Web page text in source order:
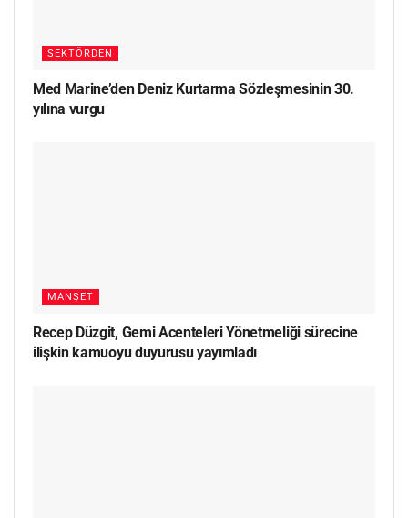
SEKTÖRDEN
Med Marine’den Deniz Kurtarma Sözleşmesinin 30.
yılına vurgu
MANŞET
Recep Düzgit, Gemi Acenteleri Yönetmeliği sürecine
ilişkin kamuoyu duyurusu yayımladı